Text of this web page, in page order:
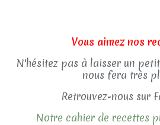
Vous aimez nos
N'hésitez pas à laisser un
nous fera très
Retrouvez-nous sur
Notre cahier de recettes